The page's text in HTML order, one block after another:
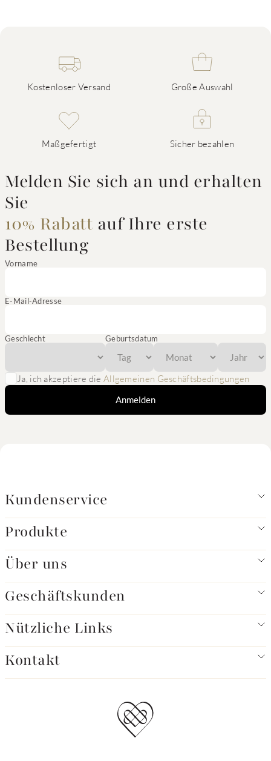
Kostenloser Versand Große Auswahl
Maßgefertigt Sicher bezahlen
Melden Sie sich an und erhalten
Sie
10% Rabatt auf Ihre erste
Bestellung
Vorname
E-Mail-Adresse
Geschlecht Geburtsdatum
Ja, ich akzeptiere die Allgemeinen Geschäftsbedingungen
Anmelden
Kundenservice
Produkte
Über uns
Geschäftskunden
Nützliche Links
Kontakt